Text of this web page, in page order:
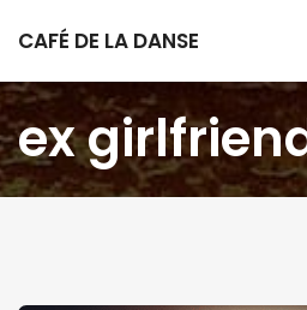
CAFÉ DE LA DANSE
ex